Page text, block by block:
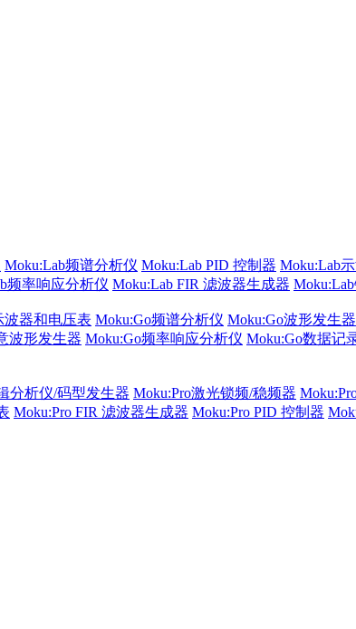
Moku:Lab频谱分析仪 Moku:Lab PID 控制器 Moku:Lab
频率响应分析仪 Moku:Lab FIR 滤波器生成器
波器和电压表 Moku:Go频谱分析仪 Moku:Go波形发生器
波形发生器 Moku:Go频率响应分析仪 Moku:Go数据记
分析仪/码型发生器 Moku:Pro激光锁频/稳频器
Moku:Pro FIR 滤波器生成器 Moku:Pro PID 控制器